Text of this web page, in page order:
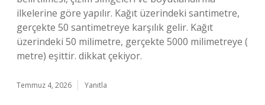
ilkelerine göre yapılır. Kağıt üzerindeki santimetre,
gerçekte 50 santimetreye karşılık gelir. Kağıt
üzerindeki 50 milimetre, gerçekte 5000 milimetreye (
metre) eşittir. dikkat çekiyor.
Temmuz 4, 2026 Yanıtla